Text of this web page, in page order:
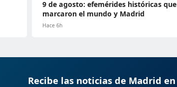
9 de agosto: efemérides históricas que
marcaron el mundo y Madrid
Hace 6h
Recibe las noticias de Madrid